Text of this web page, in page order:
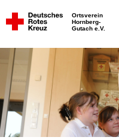
Ortsverein
Hornberg-
Gutach e.V.